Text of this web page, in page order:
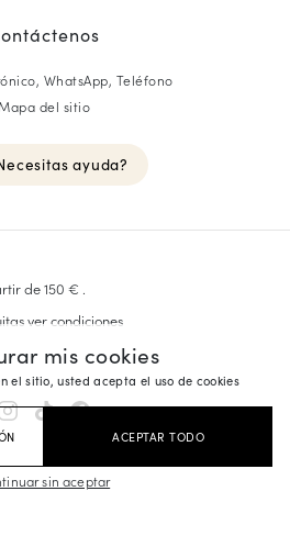
mis cookies
el sitio, usted acepta el uso de cookies
ACEPTAR TODO
sin aceptar
WhatsApp, Teléfono
Mapa del sitio
ayuda?
de 150 € .
ver condiciones